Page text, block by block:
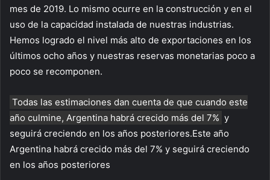
mes de 2019. Lo mismo ocurre en la construcción y en el
uso de la capacidad instalada de nuestras industrias.
Hemos logrado el nivel más alto de exportaciones en los
últimos ocho años y nuestras reservas monetarias poco a
poco se recomponen.
Todas las estimaciones dan cuenta de que cuando este
año culmine, Argentina habrá crecido más del 7% y
seguirá creciendo en los años posteriores.Este año
Argentina habrá crecido más del 7% y seguirá creciendo
en los años posteriores